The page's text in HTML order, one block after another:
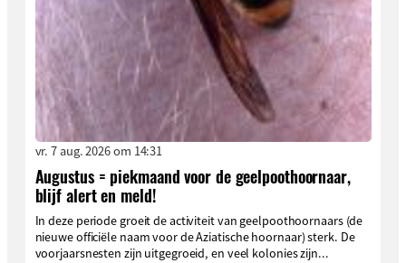
vr. 7 aug. 2026 om 14:31
Augustus = piekmaand voor de geelpoothoornaar,
blijf alert en meld!
In deze periode groeit de activiteit van geelpoothoornaars (de
nieuwe officiële naam voor de Aziatische hoornaar) sterk. De
voorjaarsnesten zijn uitgegroeid, en veel kolonies zijn...